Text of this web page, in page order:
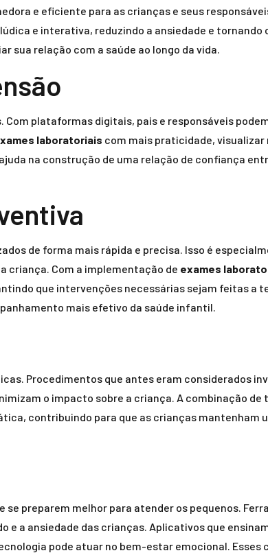
e eficiente para as crianças e seus
e interativa, reduzindo a ansiedade e tornando
sua relação com a saúde ao longo da vida.
plataformas digitais, pais e responsáveis
laboratoriais com mais praticidade,
na construção de uma relação de confiança
de forma mais rápida e precisa. Isso é
criança. Com a implementação de exames
que intervenções necessárias sejam feitas a
mais efetivo da saúde infantil.
Procedimentos que antes eram considerados
o impacto sobre a criança. A combinação de
contribuindo para que as crianças mantenham
preparem melhor para atender os pequenos.
a ansiedade das crianças. Aplicativos que
pode atuar no bem-estar emocional. Esses